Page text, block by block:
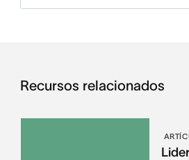
Recursos relacionados